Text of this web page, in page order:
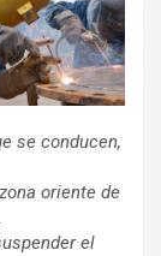
se conducen,
oriente de
el